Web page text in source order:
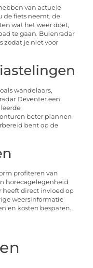
van actuele
de fiets neemt, de
wat het weer doet,
te gaan. Buienradar
zodat je niet voor
wandelaars,
Deventer een
beter plannen
bent op de
profiteren van
horecagelegenheid
heeft direct invloed op
weersinformatie
en kosten besparen.